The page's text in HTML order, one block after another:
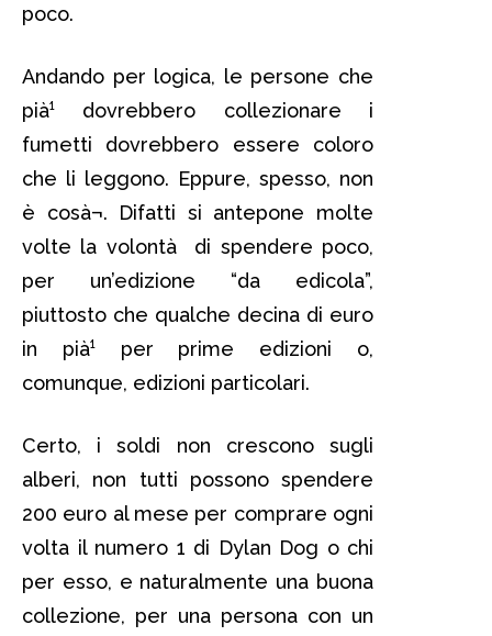
poco.
Andando per logica, le persone che
pià¹ dovrebbero collezionare i
fumetti dovrebbero essere coloro
che li leggono. Eppure, spesso, non
è cosà¬. Difatti si antepone molte
volte la volontà di spendere poco,
per un’edizione “da edicola”,
piuttosto che qualche decina di euro
in pià¹ per prime edizioni o,
comunque, edizioni particolari.
Certo, i soldi non crescono sugli
alberi, non tutti possono spendere
200 euro al mese per comprare ogni
volta il numero 1 di Dylan Dog o chi
per esso, e naturalmente una buona
collezione, per una persona con un